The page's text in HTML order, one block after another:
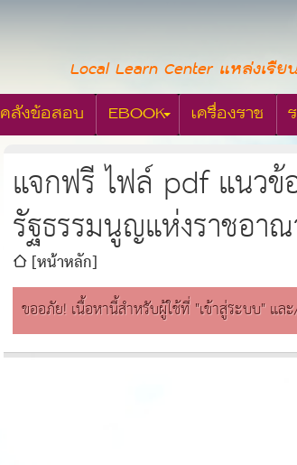
Local Learn Center แหล่งเ
คลังข้อสอบ EBOOK เครื่องราช
แจกฟรี ไฟล์ pdf แนว
รัฐธรรมนูญแห่งราชอา
[หน้าหลัก]
ขออภัย! เนื้อหานี้สำหรับผู้ใช้ที่ "เข้าสู่ระบบ" แ